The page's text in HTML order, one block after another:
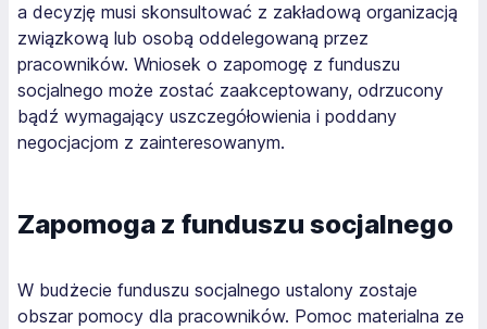
a decyzję musi skonsultować z zakładową organizacją
związkową lub osobą oddelegowaną przez
pracowników. Wniosek o zapomogę z funduszu
socjalnego może zostać zaakceptowany, odrzucony
bądź wymagający uszczegółowienia i poddany
negocjacjom z zainteresowanym.
Zapomoga z funduszu socjalnego
W budżecie funduszu socjalnego ustalony zostaje
obszar pomocy dla pracowników. Pomoc materialna ze